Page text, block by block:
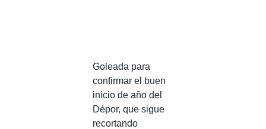
Goleada para
confirmar el buen
inicio de año del
Dépor, que sigue
recortando